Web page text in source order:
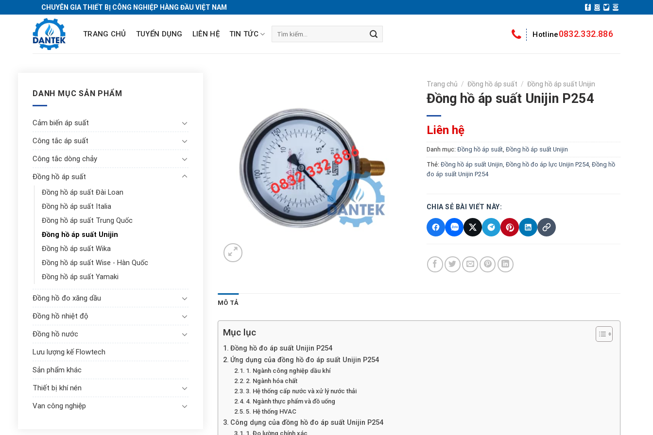
to
CHUYÊN GIA THIẾT BỊ CÔNG NGHIỆP HÀNG ĐẦU VIỆT NAM
TRANG CHỦ TUYỂN DỤNG LIÊN HỆ TIN TỨC Hotline0832.332.886
Trang chủ / Đồng hồ áp suất / Đồng hồ áp suất Unijin
Đồng hồ áp suất Unijin P254
Liên hệ
Danh mục: Đồng hồ áp suất, Đồng hồ áp suất Unijin
Thẻ: Đồng hồ áp suất Unijin, Đồng hồ đo áp lực Unijin P254, Đồng hồ
đo áp suất Unijin P254
CHIA SẺ BÀI VIẾT NÀY:
MÔ TẢ
Mục lục
Đồng hồ đo áp suất Unijin P254
Ứng dụng của đồng hồ đo áp suất Unijin P254
1. Ngành công nghiệp dầu khí
2. Ngành hóa chất
3. Hệ thống cấp nước và xử lý nước thải
4. Ngành thực phẩm và đồ uống
5. Hệ thống HVAC
Công dụng của đồng hồ đo áp suất Unijin P254
1. Đo lường chính xác
DANH MỤC SẢN PHẨM
Cảm biến áp suất
Công tắc áp suất
Công tắc dòng chảy
Đồng hồ áp suất
Đồng hồ áp suất Đài Loan
Đồng hồ áp suất Italia
Đồng hồ áp suất Trung Quốc
Đồng hồ áp suất Unijin
Đồng hồ áp suất Wika
Đồng hồ áp suất Wise - Hàn Quốc
Đồng hồ áp suất Yamaki
Đồng hồ đo xăng dầu
Đồng hồ nhiệt độ
Đồng hồ nước
Lưu lượng kế Flowtech
Sản phẩm khác
Thiết bị khí nén
Van công nghiệp